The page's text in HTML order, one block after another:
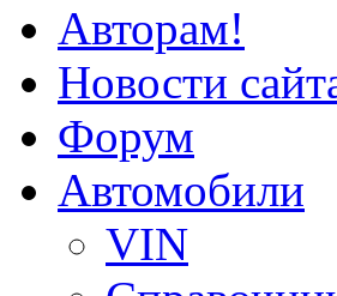
Авторам!
Новости
Форум
Автомобили
VIN